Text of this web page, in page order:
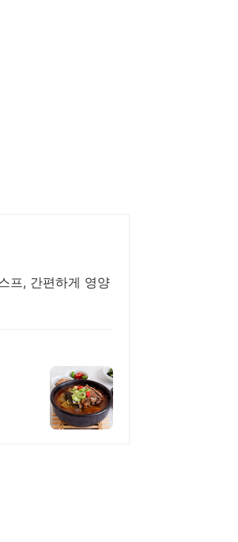
프, 간편하게 영양